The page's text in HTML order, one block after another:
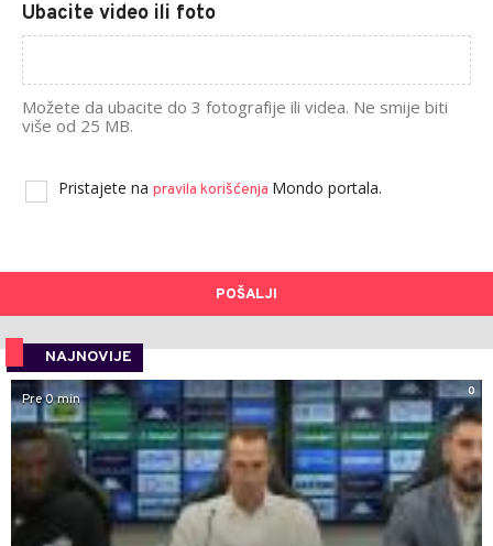
Ubacite video ili foto
Možete da ubacite do 3 fotografije ili videa. Ne smije biti
više od 25 MB.
Pristajete na pravila korišćenja Mondo portala.
POŠALJI
NAJNOVIJE
0
Pre 0 min